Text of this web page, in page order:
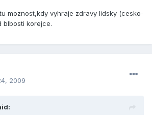
moznost,kdy vyhraje zdravy lidsky (cesko-
blbosti korejce.
2009